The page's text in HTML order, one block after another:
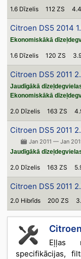
1.6 Dīzelis 112 ZS
Citroen DS5 2014
Ekonomiskākā
1.6 Dīzelis 120 ZS
Citroen DS5 2011
Jaudīgākā
Ekonomiskākā
2.0 Dīzelis 163 ZS
Citroen DS5 2011
Jan 2011 — Jan
Jaudīgākā
2.0 Dīzelis 163 ZS
Citroen DS5 2011
2.0 Hibrīds 200 ZS
Eļļas
specifikācijas,